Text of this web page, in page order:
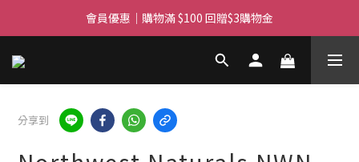
滿$450免費送貨上門 I 滿$350免運 順豐自取
會員優惠｜購物滿 $100 回贈$3購物金
滿$450免費送貨上門 I 滿$350免運 順豐自取
分享到